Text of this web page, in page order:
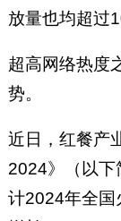
放量也均超过
超高网络热度
势。
近日，红餐产
2024》（以下
计2024年全国